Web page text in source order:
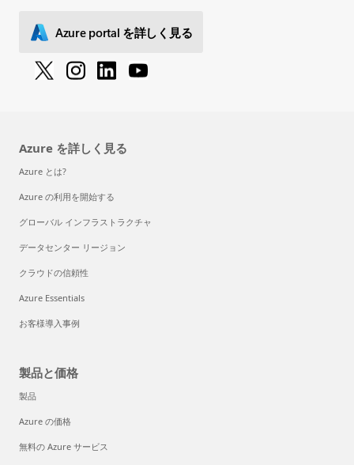
Azure portal を詳しく見る
Azure を詳しく見る
Azure とは?
Azure の利用を開始する
グローバル インフラストラクチャ
データセンター リージョン
クラウドの信頼性
Azure Essentials
お客様導入事例
製品と価格
製品
Azure の価格
無料の Azure サービス